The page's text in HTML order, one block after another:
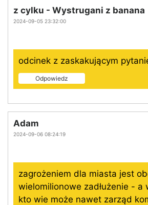
z cylku - Wystrugani z banana
2024-09-05 23:32:00
odcinek z zaskakującym
Odpowiedz
Adam
2024-09-06 08:24:19
zagrożeniem dla miasta jest
wielomilionowe zadłużenie - a
kto wie może nawet zarząd